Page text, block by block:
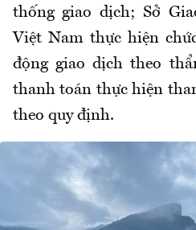
thống giao dịch; Sở
Việt Nam thực hiện
động giao dịch theo
thanh toán thực hiện
theo quy định.